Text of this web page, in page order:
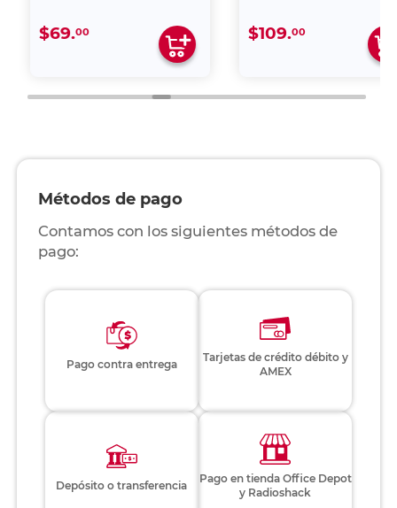
$69.00 $109.00
Métodos de pago
Contamos con los siguientes métodos de
pago:
Pago contra entrega
Tarjetas de crédito débito y
AMEX
Depósito o transferencia
Pago en tienda Office Depot
y Radioshack